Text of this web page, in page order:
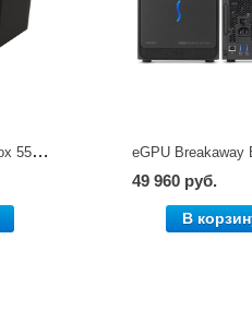
eGFX Breakaway Box 550 внешний контейнер для подключения PCI-E видеокарты Sonnet
49 960 руб.
В